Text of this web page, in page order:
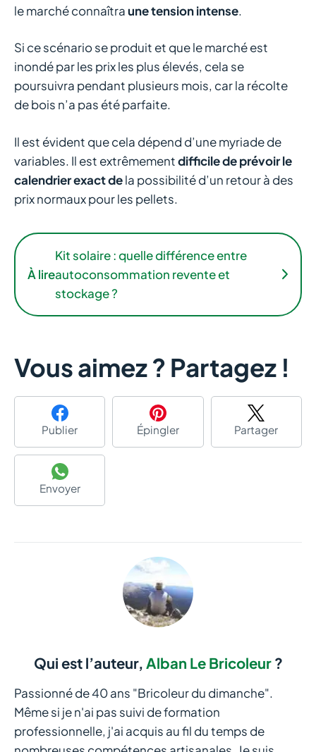
le marché connaîtraune tension intense.
Si ce scénario se produit et que le marché est
inondé par les prix les plus élevés, cela se
poursuivra pendant plusieurs mois, car la récolte
de bois n’a pas été parfaite.
Il est évident que cela dépend d’une myriade de
variables. Il est extrêmementdifficile de prévoir le
calendrier exact dela possibilité d’un retour à des
prix normaux pour les pellets.
À lire
Kit solaire : quelle différence entre
autoconsommation revente et
stockage ?
Vous aimez ? Partagez !
Publier Épingler Partager
Envoyer
Qui est l’auteur,Alban Le Bricoleur?
Passionné de 40 ans "Bricoleur du dimanche".
Même si je n'ai pas suivi de formation
professionnelle, j'ai acquis au fil du temps de